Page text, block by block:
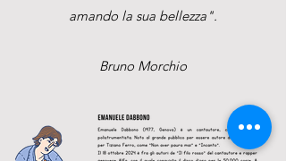
amando la sua bellezza".
Bruno Morchio